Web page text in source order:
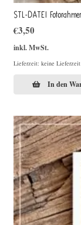
STL-DATEI
€3,50
inkl. MwSt.
Lieferzeit: keine
In den